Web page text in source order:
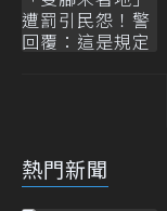
熱門新聞